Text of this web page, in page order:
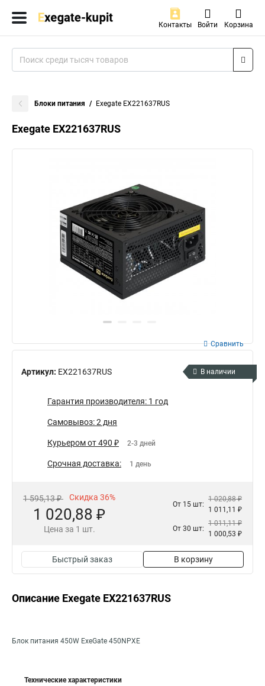
Контакты Войти Корзина
Блоки питания Exegate EX221637RUS
Exegate EX221637RUS
Артикул: EX221637RUS
Сравнить
В наличии
Гарантия производителя: 1 год
Самовывоз: 2 дня
Курьером от 490 ₽ 2-3 дней
Срочная доставка: 1 день
1 595,13 ₽ Скидка 36%
1 020,88 ₽
Цена за 1 шт.
От 15 шт:
1 020,88 ₽
1 011,11 ₽
От 30 шт:
1 011,11 ₽
1 000,53 ₽
Быстрый заказ В корзину
Описание Exegate EX221637RUS
Блок питания 450W ExeGate 450NPXE
Технические характеристики